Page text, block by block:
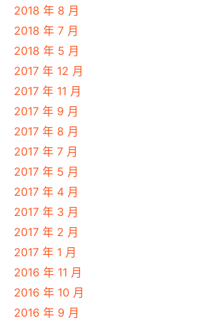
2018 年 8 月
2018 年 7 月
2018 年 5 月
2017 年 12 月
2017 年 11 月
2017 年 9 月
2017 年 8 月
2017 年 7 月
2017 年 5 月
2017 年 4 月
2017 年 3 月
2017 年 2 月
2017 年 1 月
2016 年 11 月
2016 年 10 月
2016 年 9 月